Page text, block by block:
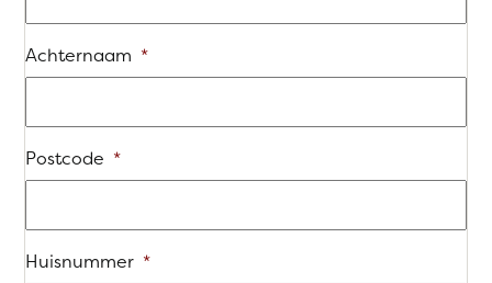
Achternaam *
Postcode *
Huisnummer *